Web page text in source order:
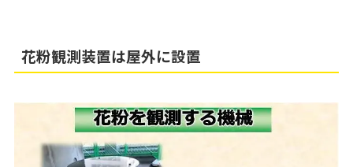
花粉観測装置は屋外に設置